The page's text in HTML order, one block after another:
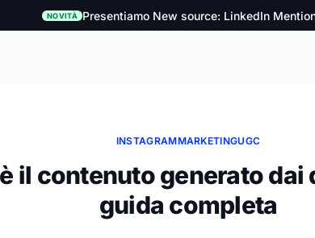
NOVITÀ Presentiamo New source: LinkedIn
INSTAGRAMMARKETINGUGC
il contenuto generato dai
guida completa